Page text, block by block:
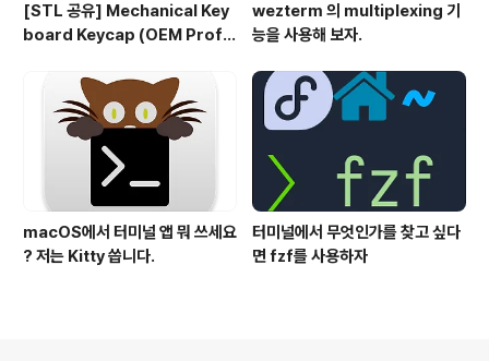
[STL 공유] Mechanical Key
board Keycap (OEM Profil
wezterm 의 multiplexing 기
능을 사용해 보자.
macOS에서 터미널 앱 뭐 쓰세요
? 저는 Kitty 씁니다.
터미널에서 무엇인가를 찾고 싶다
면 fzf를 사용하자